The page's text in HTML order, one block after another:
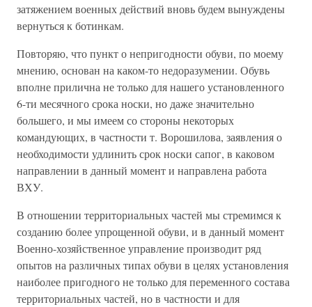
затяжением военных действий вновь будем вынуждены
вернуться к ботинкам.
Повторяю, что пункт о непригодности обуви, по моему
мнению, основан на каком-то недоразумении. Обувь
вполне прилична не только для нашего установленного
6-ти месячного срока носки, но даже значительно
большего, и мы имеем со стороны некоторых
командующих, в частности т. Ворошилова, заявления о
необходимости удлинить срок носки сапог, в каковом
направлении в данный момент и направлена работа
ВХУ.
В отношении территориальных частей мы стремимся к
созданию более упрощенной обуви, и в данный момент
Военно-хозяйственное управление производит ряд
опытов на различных типах обуви в целях установления
наиболее пригодного не только для переменного состава
территориальных частей, но в частности и для